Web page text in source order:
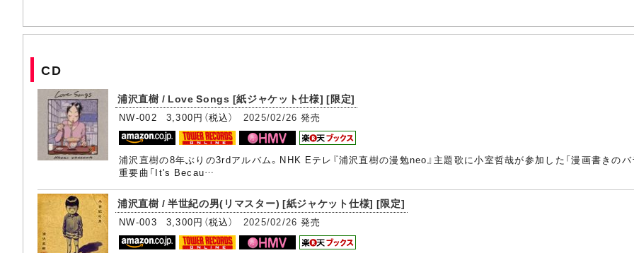
CD
浦沢直樹 / Love Songs [紙ジャケット仕様] [限定]
NW-002 3,300円（税込） 2025/02/26 発売
浦沢直樹の8年ぶりの3rdアルバム。NHK Eテレ『浦沢直樹の漫勉neo』主題歌に小室哲哉が参加した「漫画書きの
重要曲「It's Becau…
浦沢直樹 / 半世紀の男(リマスター) [紙ジャケット仕様] [限定]
NW-003 3,300円（税込） 2025/02/26 発売